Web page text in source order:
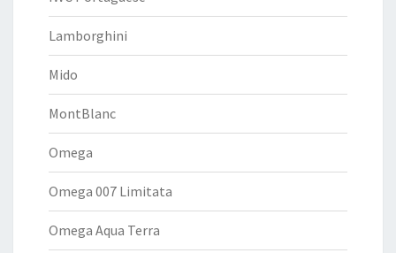
Lamborghini
Mido
MontBlanc
Omega
Omega 007 Limitata
Omega Aqua Terra